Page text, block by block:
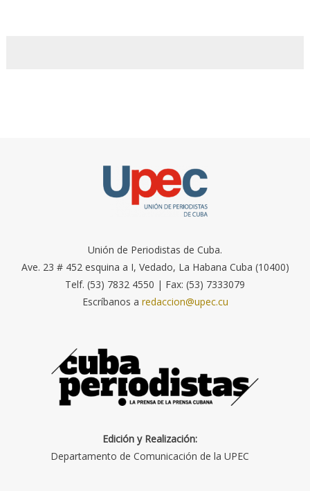
Unión de Periodistas de Cuba.
Ave. 23 # 452 esquina a I, Vedado, La Habana Cuba (10400)
Telf. (53) 7832 4550 | Fax: (53) 7333079
Escríbanos a redaccion@upec.cu
Edición y Realización:
Departamento de Comunicación de la UPEC